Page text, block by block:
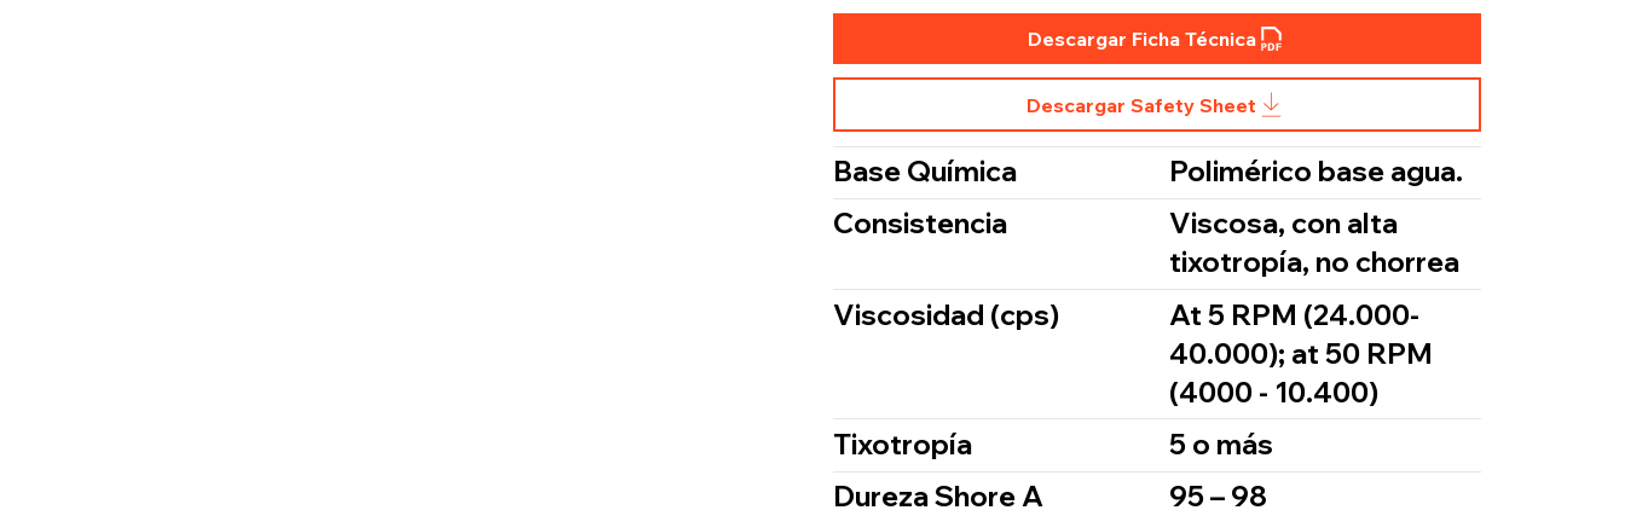
Descargar Ficha Técnica
Descargar Safety Sheet
Base Química
Polimérico base agua.
Consistencia
Viscosa, con alta
tixotropía, no chorrea
Viscosidad (cps)
At 5 RPM (24.000-
40.000); at 50 RPM
(4000 - 10.400)
Tixotropía
5 o más
Dureza Shore A
95 – 98